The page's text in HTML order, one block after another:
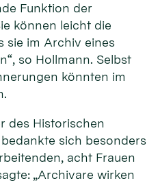
Funktion der
können leicht die
sie im Archiv eines
so Hollmann. Selbst
könnten im
des Historischen
sich besonders
acht Frauen
„Archivare wirken